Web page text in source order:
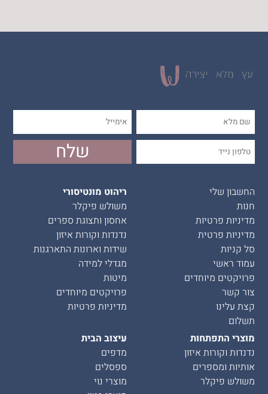
החשבון שלי
חנות
מדיניות פרטיות
מדיניות פרטית
סל קניות
עמוד ראשי
פרויקטים מיוחדים
צור קשר
קצת עלינו
תשלום
ריהוט מונטיסורי
משולש פיקלר
אחסון ותצוגת ספרים
נדנדות וקורות איזון
שידות וארונות התארגנות
מגדלי למידה
מיטות
פרויקטים מיוחדים
מדיניות פרטיות
מוצרי התפתחות
נדנדות וקורות איזון
אותיות ומספרים
משולש פיקלר
עיצוב הבית
מדפים
ספסלים
מוצרי נוי